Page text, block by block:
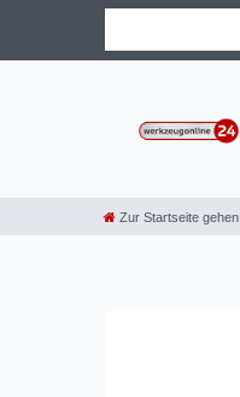
Zur Startseite gehen